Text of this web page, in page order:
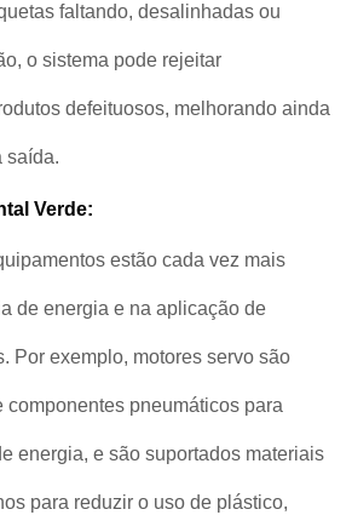
faltando, desalinhadas ou
o sistema pode rejeitar
defeituosos, melhorando ainda
saída.
Verde:
estão cada vez mais
de energia e na aplicação de
Por exemplo, motores servo são
componentes pneumáticos para
energia, e são suportados materiais
para reduzir o uso de plástico,